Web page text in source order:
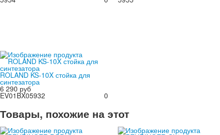
ROLAND KS-10X стойка для
синтезатора
6 290 руб
0
EV01BX05932
Товары, похожие на этот